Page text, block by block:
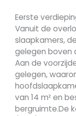
Eerste
Vanuit de
slaapkamers,
gelegen boven
Aan de
gelegen,
van 14 m² en
bergruimte.De